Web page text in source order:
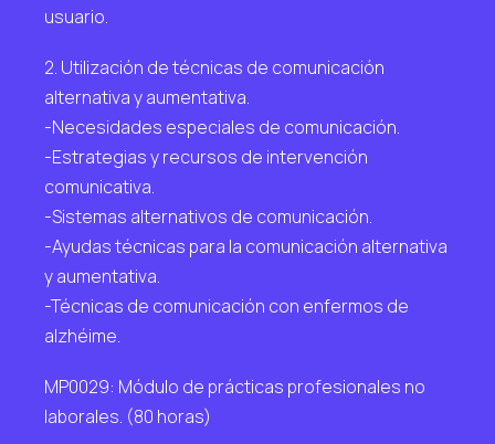
usuario.
2. Utilización de técnicas de comunicación
alternativa y aumentativa.
-Necesidades especiales de comunicación.
-Estrategias y recursos de intervención
comunicativa.
-Sistemas alternativos de comunicación.
-Ayudas técnicas para la comunicación alternativa
y aumentativa.
-Técnicas de comunicación con enfermos de
alzhéime.
MP0029: Módulo de prácticas profesionales no
laborales. (80 horas)